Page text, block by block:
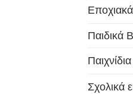
Εποχιακά
Παιδικά
Παιχνίδια
Σχολικά